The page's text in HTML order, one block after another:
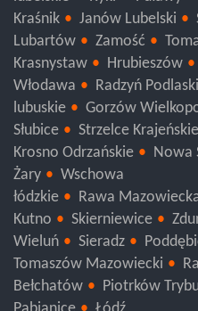
lubelskie Ryki Puławy
Kraśnik
Janów Lubelski
Lubartów
Zamość
Krasnystaw
Hrubieszów
Włodawa
Radzyń Podlaski
lubuskie
Gorzów
Słubice
Strzelce Krajeńskie
Krosno Odrzańskie
Żary
Wschowa
łódzkie
Rawa
Kutno
Skierniewice
Wieluń
Sieradz
Tomaszów Mazowiecki
Bełchatów
Piotrków